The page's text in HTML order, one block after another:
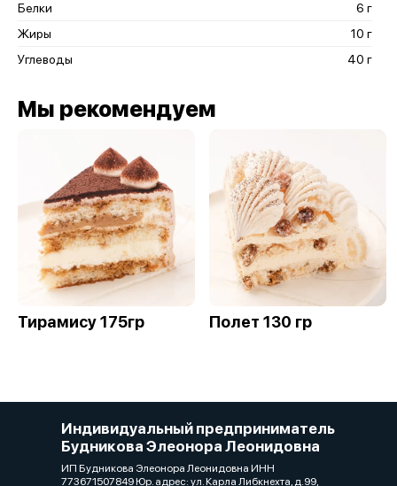
Белки
6 г
Жиры
10 г
Углеводы
40 г
Мы рекомендуем
Тирамису 175гр Полет 130 гр
Индивидуальный предприниматель
Будникова Элеонора Леонидовна
ИП Будникова Элеонора Леонидовна ИНН
773671507849 Юр. адрес: ул. Карла Либкнехта, д.99,